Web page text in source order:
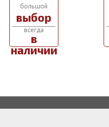
большой
выбор
всегда
в
наличии